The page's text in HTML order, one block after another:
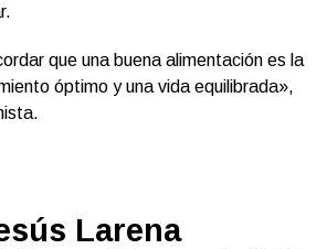
que una buena alimentación es la
óptimo y una vida equilibrada»,
Larena